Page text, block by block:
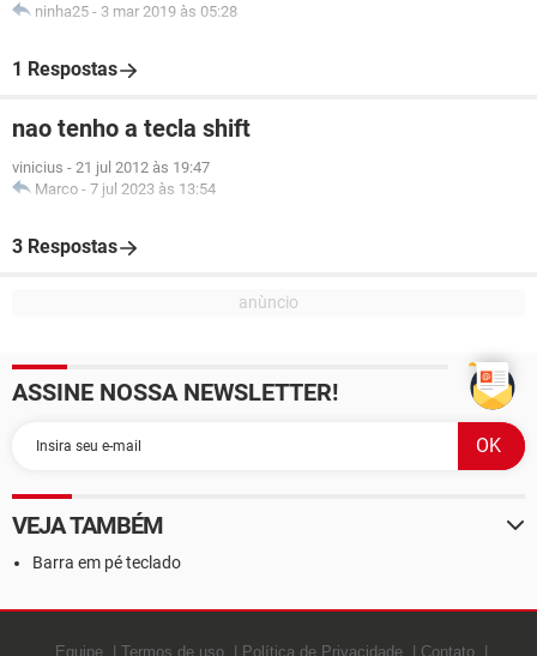
ninha25 - 3 mar 2019 às 05:28
1 Respostas
nao tenho a tecla shift
vinicius - 21 jul 2012 às 19:47
Marco - 7 jul 2023 às 13:54
3 Respostas
ASSINE NOSSA NEWSLETTER!
VEJA TAMBÉM
Barra em pé teclado
Equipe Termos de uso Política de Privacidade Contato